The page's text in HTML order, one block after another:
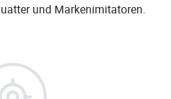
und Markenimitatoren.